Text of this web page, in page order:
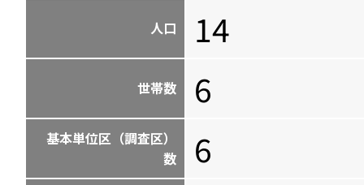
人口 14
世帯数 6
基本単位区（調査区）
数
6